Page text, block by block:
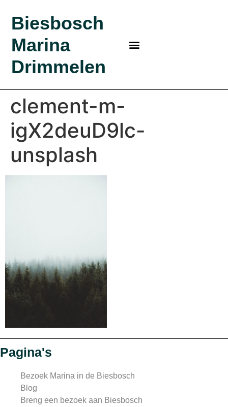
Biesbosch
Marina
Drimmelen
clement-m-
igX2deuD9lc-
unsplash
Pagina's
Bezoek Marina in de Biesbosch
Blog
Breng een bezoek aan Biesbosch